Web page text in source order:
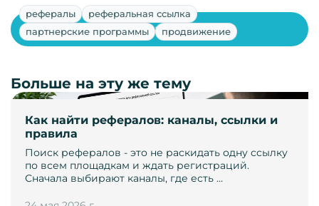
рефералы
реферальная ссылка
партнерские программы
продвижение
Как найти рефералов: каналы, ссылки и
правила
Поиск рефералов - это не раскидать одну ссылку
по всем площадкам и ждать регистраций.
Сначала выбирают каналы, где есть …
Показать ещё
Больше на эту же тему